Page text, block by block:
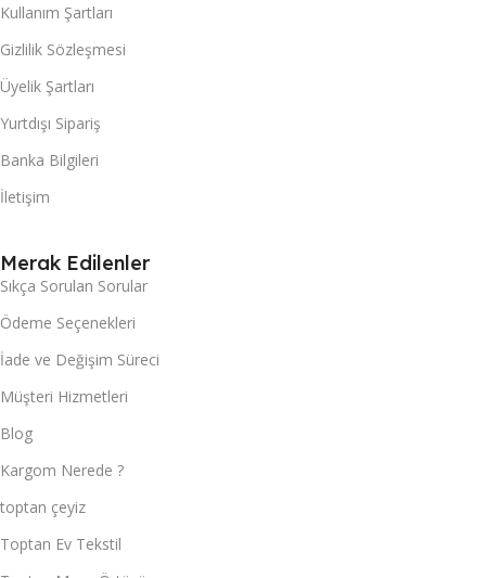
Kullanım Şartları
Gizlilik Sözleşmesi
Üyelik Şartları
Yurtdışı Sipariş
Banka Bilgileri
İletişim
Merak Edilenler
Sıkça Sorulan Sorular
Ödeme Seçenekleri
İade ve Değişim Süreci
Müşteri Hizmetleri
Blog
Kargom Nerede ?
toptan çeyiz
Toptan Ev Tekstil